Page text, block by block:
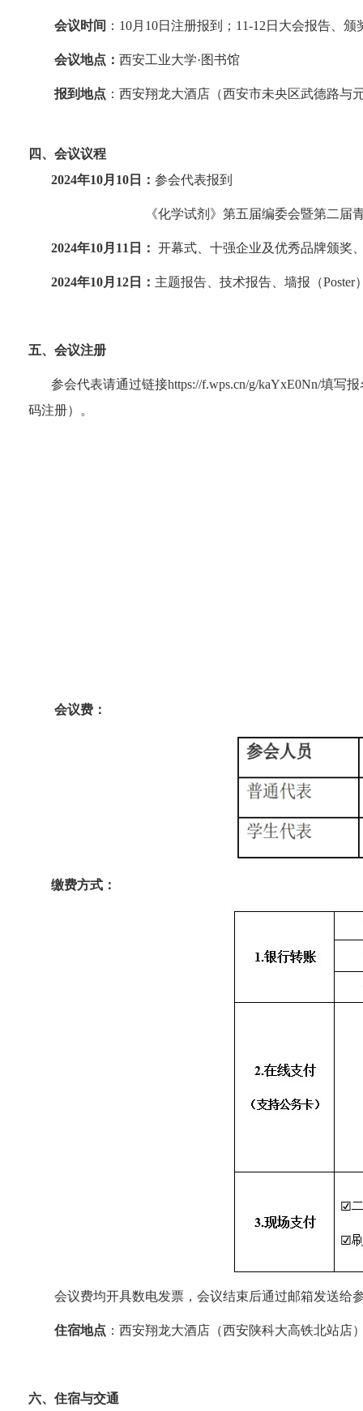
会议时间 ：10月10日注册报到；11-12日大会报告、
会议地点： 西安工业大学·图书馆
报到地点 ：西安翔龙大酒店（西安市未央区武德路与
四、会议议程
2024年10月 10 日： 参会代表报到
《化学试剂》 第五届编委会暨第二届
2024年10月 11 日： 开幕式、十强企业及优秀品牌颁奖
2024年10月 12 日： 主题报告、技术报告、墙报（Poster
五、会议注册
参会代表请通过链接https://f.wps.cn/g/kaYxE0Nn/填写
码注册）。
会议费：
缴费方式：
会议费均开具数电发票，会议结束后通过邮箱发送给
住宿地点 ： 西安翔龙大酒店（西安陕科大高铁北站店
六、住宿与交通